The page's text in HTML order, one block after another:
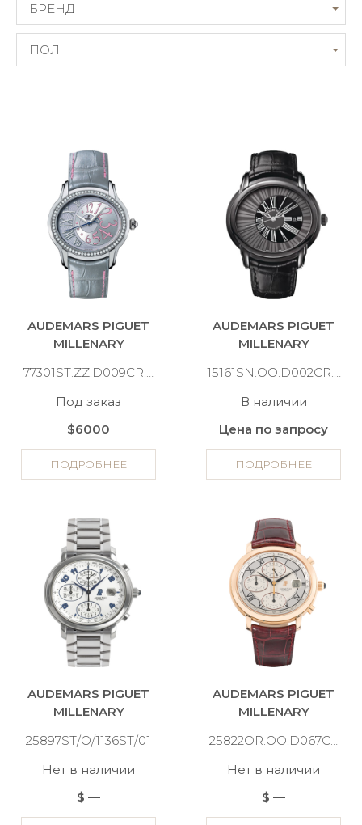
БРЕНД
ПОЛ
AUDEMARS PIGUET
MILLENARY
77301ST.ZZ.D009CR.01
Под заказ
$6000
ПОДРОБНЕЕ
AUDEMARS PIGUET
MILLENARY
15161SN.OO.D002CR.01
В наличии
Цена по запросу
ПОДРОБНЕЕ
AUDEMARS PIGUET
MILLENARY
25897ST/O/1136ST/01
Нет в наличии
$ —
AUDEMARS PIGUET
MILLENARY
25822OR.OO.D067CR.02
Нет в наличии
$ —